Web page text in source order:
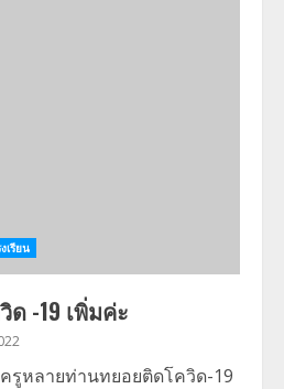
เรียน
-19 เพิ่มค่ะ
รูหลายท่านทยอยติดโควิด-19